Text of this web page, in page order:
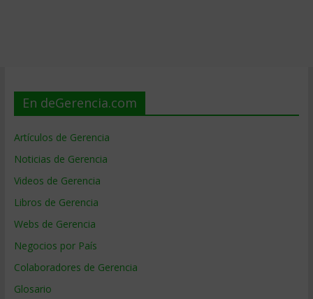
En deGerencia.com
Artículos de Gerencia
Noticias de Gerencia
Videos de Gerencia
Libros de Gerencia
Webs de Gerencia
Negocios por País
Colaboradores de Gerencia
Glosario